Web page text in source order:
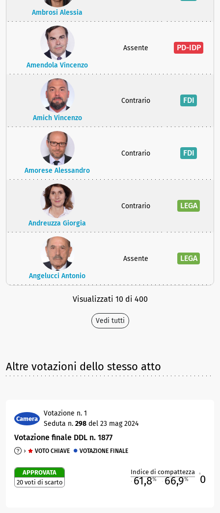
Ambrosi Alessia
Amendola Vincenzo
Assente PD-IDP
Amich Vincenzo
Contrario FDI
Amorese Alessandro
Contrario FDI
Andreuzza Giorgia
Contrario LEGA
Angelucci Antonio
Assente LEGA
Visualizzati 10 di 400
Vedi tutti
Altre votazioni dello stesso atto
Camera
Votazione n. 1
Seduta n. 298 del 23 mag 2024
Votazione finale DDL n. 1877
VOTO CHIAVE VOTAZIONE FINALE
APPROVATA
20 voti di scarto
Indice di compattezza
61,8% 66,9% 0